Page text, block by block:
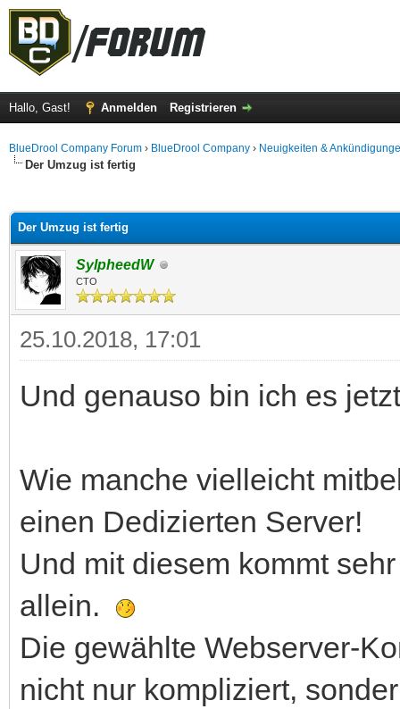
Hallo, Gast! Anmelden Registrieren
BlueDrool Company Forum › BlueDrool Company › Neuigkeiten &
Der Umzug ist fertig
Der Umzug ist fertig
SylpheedW
CTO
25.10.2018, 17:01
Und genauso bin ich es
Wie manche vielleicht
einen Dedizierten Server!
Und mit diesem kommt
allein.
Die gewählte Webserver-
nicht nur kompliziert,